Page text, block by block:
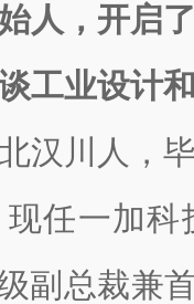
人，开启
工业设计
汉川人，
任一加科
副总裁兼